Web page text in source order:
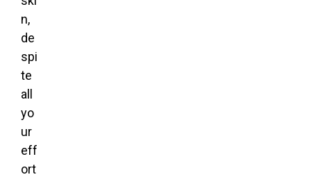
n,
de
spi
te
all
yo
ur
eff
ort